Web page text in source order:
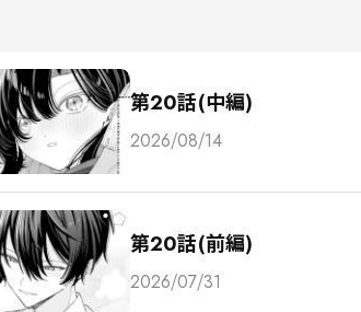
第20話(中編)
2026/08/14
第20話(前編)
2026/07/31